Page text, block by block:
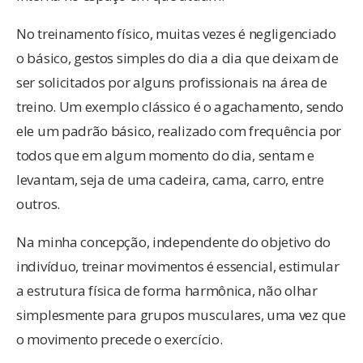
No treinamento físico, muitas vezes é negligenciado
o básico, gestos simples do dia a dia que deixam de
ser solicitados por alguns profissionais na área de
treino. Um exemplo clássico é o agachamento, sendo
ele um padrão básico, realizado com frequência por
todos que em algum momento do dia, sentam e
levantam, seja de uma cadeira, cama, carro, entre
outros.
Na minha concepção, independente do objetivo do
indivíduo, treinar movimentos é essencial, estimular
a estrutura física de forma harmônica, não olhar
simplesmente para grupos musculares, uma vez que
o movimento precede o exercício.